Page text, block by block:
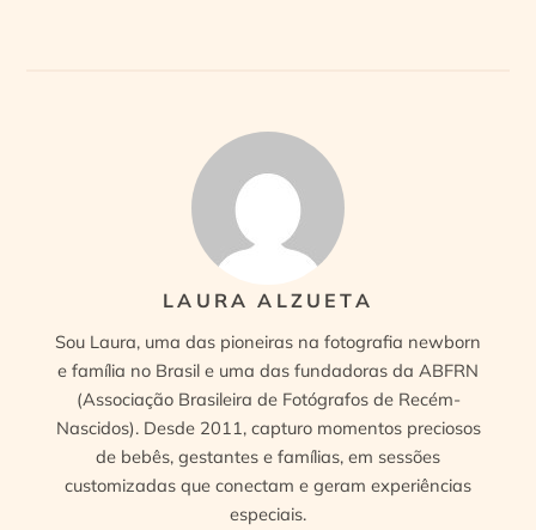
LAURA ALZUETA
Sou Laura, uma das pioneiras na fotografia newborn
e família no Brasil e uma das fundadoras da ABFRN
(Associação Brasileira de Fotógrafos de Recém-
Nascidos). Desde 2011, capturo momentos preciosos
de bebês, gestantes e famílias, em sessões
customizadas que conectam e geram experiências
especiais.